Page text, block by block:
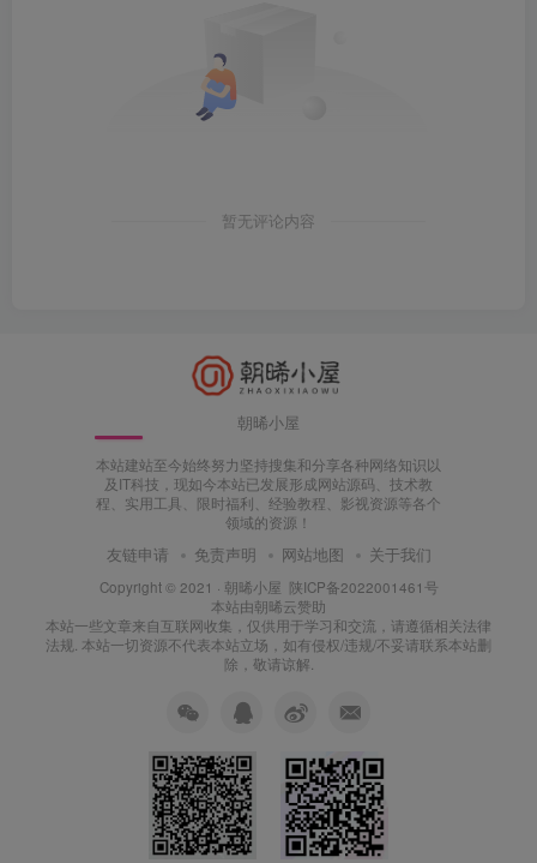
暂无评论内容
朝晞小屋
本站建站至今始终努力坚持搜集和分享各种网络知识以
及IT科技，现如今本站已发展形成网站源码、技术教
程、实用工具、限时福利、经验教程、影视资源等各个
领域的资源！
友链申请 免责声明 网站地图 关于我们
Copyright © 2021 · 朝晞小屋 陕ICP备2022001461号
本站由朝晞云赞助
本站一些文章来自互联网收集，仅供用于学习和交流，请遵循相关法律
法规. 本站一切资源不代表本站立场，如有侵权/违规/不妥请联系本站删
除，敬请谅解.